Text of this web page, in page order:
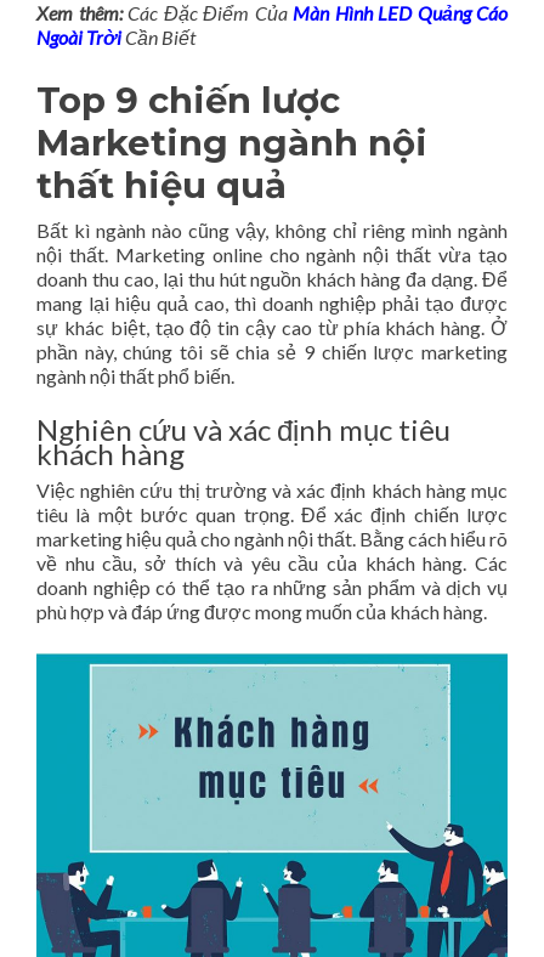
Xem thêm:Các Đặc Điểm Của Màn Hình LED Quảng Cáo
Ngoài TrờiCần Biết
Top 9 chiến lược
Marketing ngành nội
thất hiệu quả
Bất kì ngành nào cũng vậy, không chỉ riêng mình ngành
nội thất. Marketing online cho ngành nội thất vừa tạo
doanh thu cao, lại thu hút nguồn khách hàng đa dạng. Để
mang lại hiệu quả cao, thì doanh nghiệp phải tạo được
sự khác biệt, tạo độ tin cậy cao từ phía khách hàng. Ở
phần này, chúng tôi sẽ chia sẻ 9 chiến lược marketing
ngành nội thất phổ biến.
Nghiên cứu và xác định mục tiêu
khách hàng
Việc nghiên cứu thị trường và xác định khách hàng mục
tiêu là một bước quan trọng. Để xác định chiến lược
marketing hiệu quả cho ngành nội thất. Bằng cách hiểu rõ
về nhu cầu, sở thích và yêu cầu của khách hàng. Các
doanh nghiệp có thể tạo ra những sản phẩm và dịch vụ
phù hợp và đáp ứng được mong muốn của khách hàng.